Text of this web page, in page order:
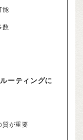
能
数
ーティングに
質が重要